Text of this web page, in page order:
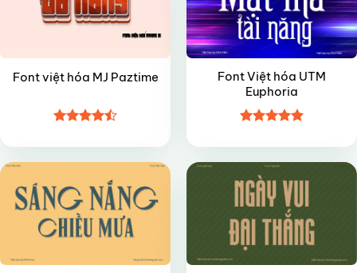
Font việt hóa MJ Paztime
hạng4.5
5 sao
Font Việt hóa UTM
Euphoria
hạng4.95
sao